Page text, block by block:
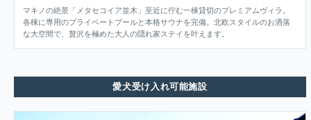
マキノの絶景「メタセコイア並木」至近に佇む一棟貸切のプレミアムヴィラ。
各棟に専用のプライベートプールと本格サウナを完備。北欧スタイルのお洒落
な大空間で、贅沢を極めた大人の隠れ家ステイを叶えます。
愛犬受け入れ可能施設